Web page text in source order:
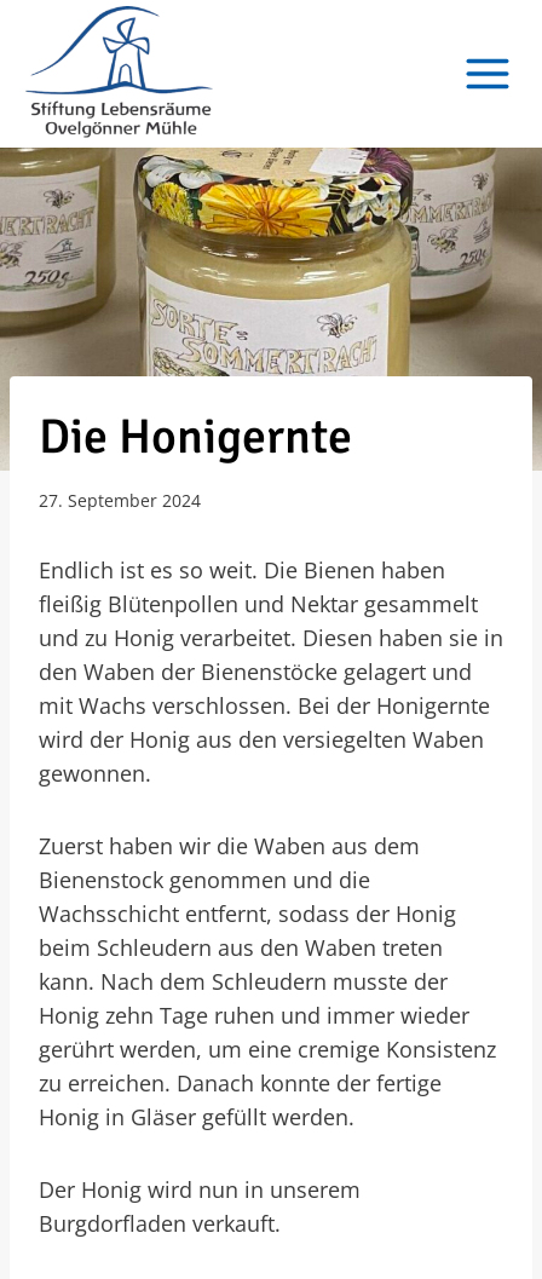
springen
Die Honigernte
27. September 2024
Endlich ist es so weit. Die Bienen haben
fleißig Blütenpollen und Nektar gesammelt
und zu Honig verarbeitet. Diesen haben sie in
den Waben der Bienenstöcke gelagert und
mit Wachs verschlossen. Bei der Honigernte
wird der Honig aus den versiegelten Waben
gewonnen.
Zuerst haben wir die Waben aus dem
Bienenstock genommen und die
Wachsschicht entfernt, sodass der Honig
beim Schleudern aus den Waben treten
kann. Nach dem Schleudern musste der
Honig zehn Tage ruhen und immer wieder
gerührt werden, um eine cremige Konsistenz
zu erreichen. Danach konnte der fertige
Honig in Gläser gefüllt werden.
Der Honig wird nun in unserem
Burgdorfladen verkauft.